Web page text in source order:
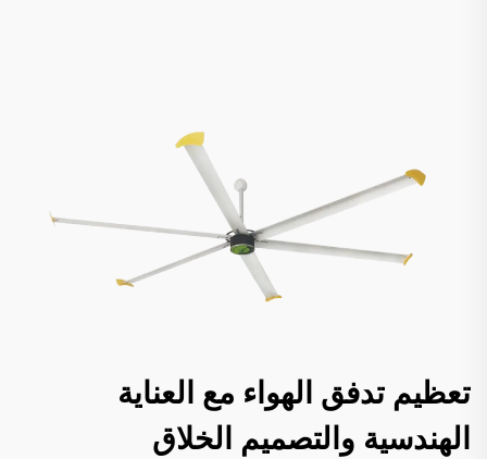
تعظيم تدفق الهواء مع العناية
الهندسية والتصميم الخلاق